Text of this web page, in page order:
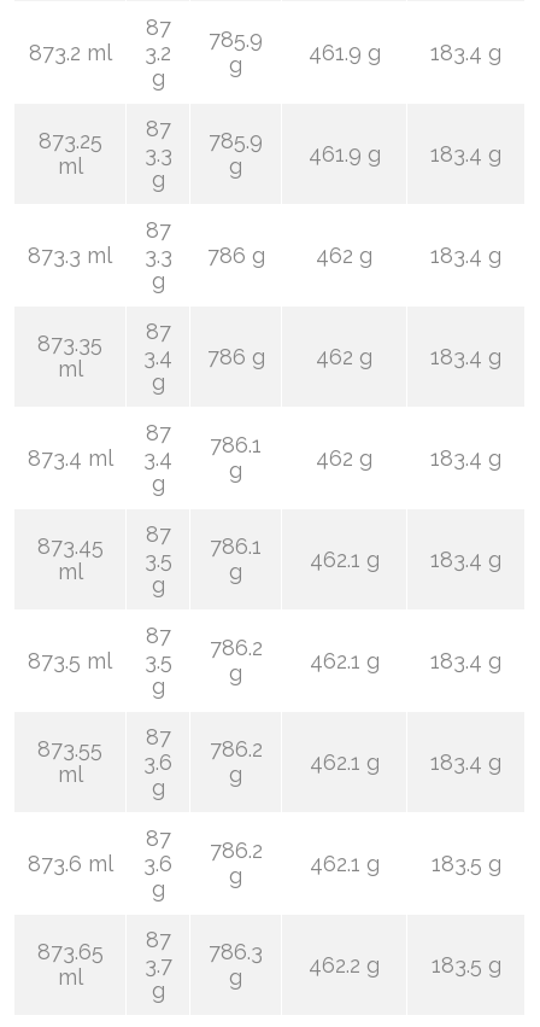
873.2 ml
87
3.2
g
785.9
g
461.9 g 183.4 g
873.25
ml
87
3.3
g
785.9
g
461.9 g 183.4 g
873.3 ml
87
3.3
g
786 g 462 g 183.4 g
873.35
ml
87
3.4
g
786 g 462 g 183.4 g
873.4 ml
87
3.4
g
786.1
g
462 g 183.4 g
873.45
ml
87
3.5
g
786.1
g
462.1 g 183.4 g
873.5 ml
87
3.5
g
786.2
g
462.1 g 183.4 g
873.55
ml
87
3.6
g
786.2
g
462.1 g 183.4 g
873.6 ml
87
3.6
g
786.2
g
462.1 g 183.5 g
873.65
ml
87
3.7
g
786.3
g
462.2 g 183.5 g